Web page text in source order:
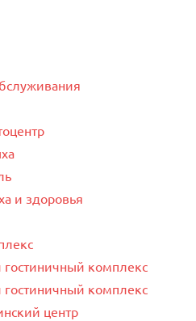
и здоровья
комплекс
комплекс
центр